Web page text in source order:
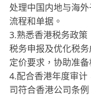
处理中国内地与海
流程和单据。
3.熟悉香港税务政
税务申报及优化税
定价要求，协助准备
4.配合香港年度审
司符合香港公司条